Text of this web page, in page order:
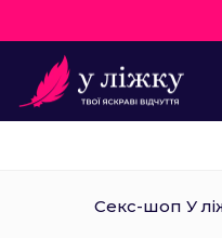
Секс-шоп У